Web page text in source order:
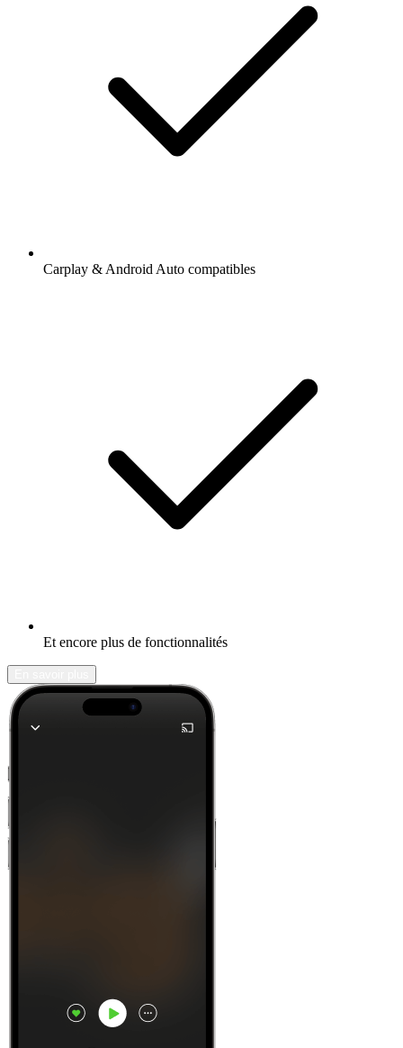
Carplay & Android Auto compatibles
Et encore plus de fonctionnalités